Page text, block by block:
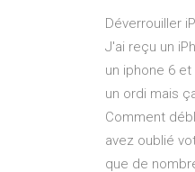
Déverrouiller
J'ai reçu un
un iphone 6
un ordi mais
Comment
avez oublié
que de